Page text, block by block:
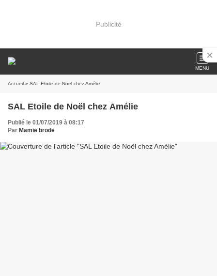
Publicité
MENU
Accueil » SAL Etoile de Noël chez Amélie
SAL Etoile de Noël chez Amélie
Publié le 01/07/2019 à 08:17
Par Mamie brode